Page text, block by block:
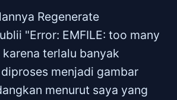
Regenerate
"Error: EMFILE: too many
terlalu banyak
menjadi gambar
menurut saya yang